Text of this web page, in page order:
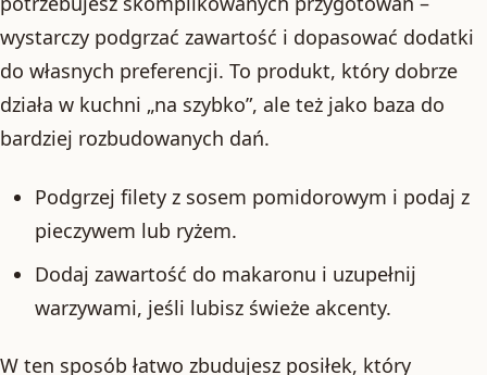
wystarczy podgrzać zawartość i dopasować dodatki
do własnych preferencji. To produkt, który dobrze
działa w kuchni „na szybko”, ale też jako baza do
bardziej rozbudowanych dań.
Podgrzej filety z sosem pomidorowym i podaj z
pieczywem lub ryżem.
Dodaj zawartość do makaronu i uzupełnij
warzywami, jeśli lubisz świeże akcenty.
W ten sposób łatwo zbudujesz posiłek, który